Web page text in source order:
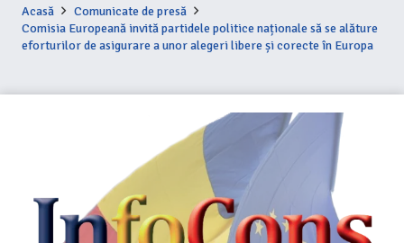
Acasă
Comunicate de presă
Comisia Europeană invită partidele politice naționale să se alăture
eforturilor de asigurare a unor alegeri libere și corecte în Europa